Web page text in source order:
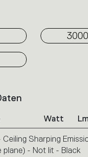
Watt
Ceiling Sharping
plane) - Not lit - Black